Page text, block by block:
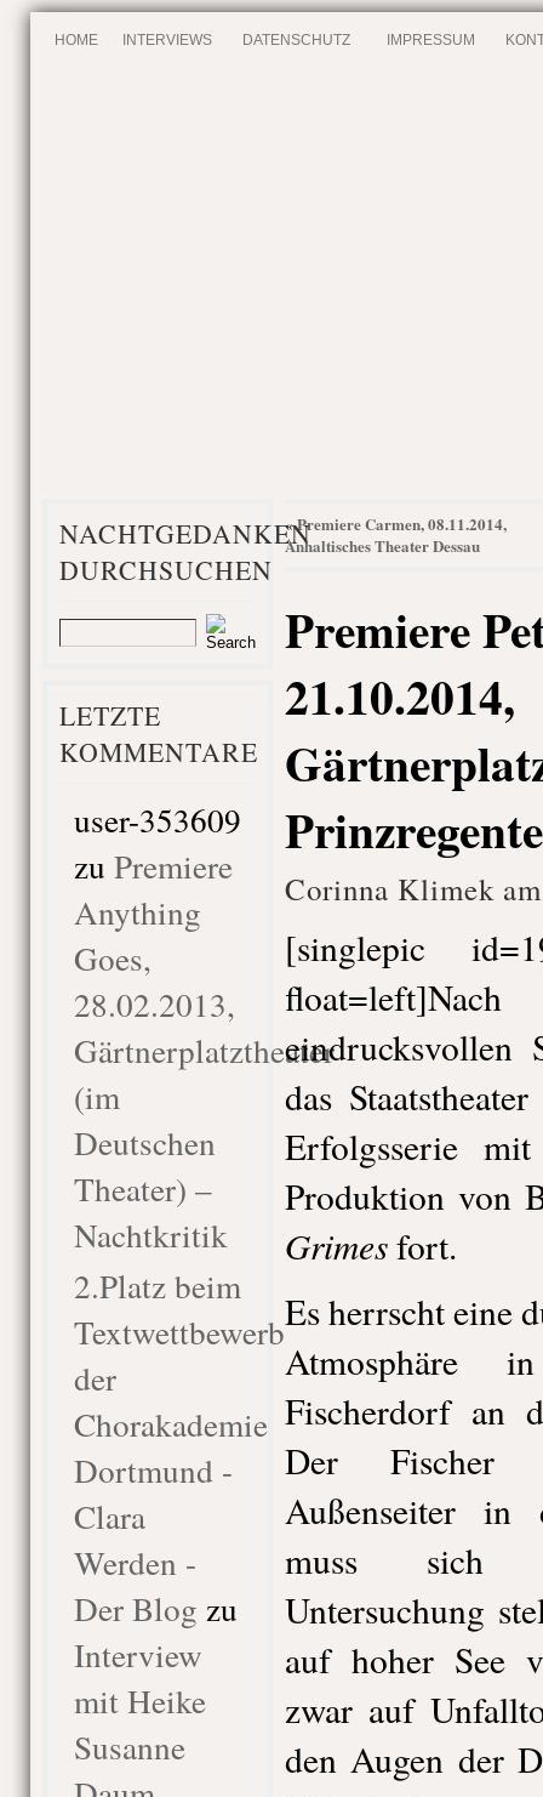
HOME INTERVIEWS DATENSCHUTZ IMPRESSUM
NACHTGEDANKEN
DURCHSUCHEN
LETZTE
KOMMENTARE
user-353609
zu Premiere
Anything
Goes,
28.02.2013,
Gärtnerplatztheater
(im
Deutschen
Theater) –
Nachtkritik
2.Platz beim
Textwettbewerb
der
Chorakademie
Dortmund -
Clara
Werden -
Der Blog zu
Interview
mit Heike
Susanne
«Premiere Carmen, 08.11.2014,
Anhaltisches Theater Dessau
Premiere
21.10.2014,
Corinna Klimek
[singlepic
eindrucksvollen
das
Erfolgsserie mit
Produktion von
Grimesfort.
Es herrscht eine
Fischerdorf an
Der Fischer
Außenseiter in
muss sich
Untersuchung
auf hoher See
zwar auf
den Augen der